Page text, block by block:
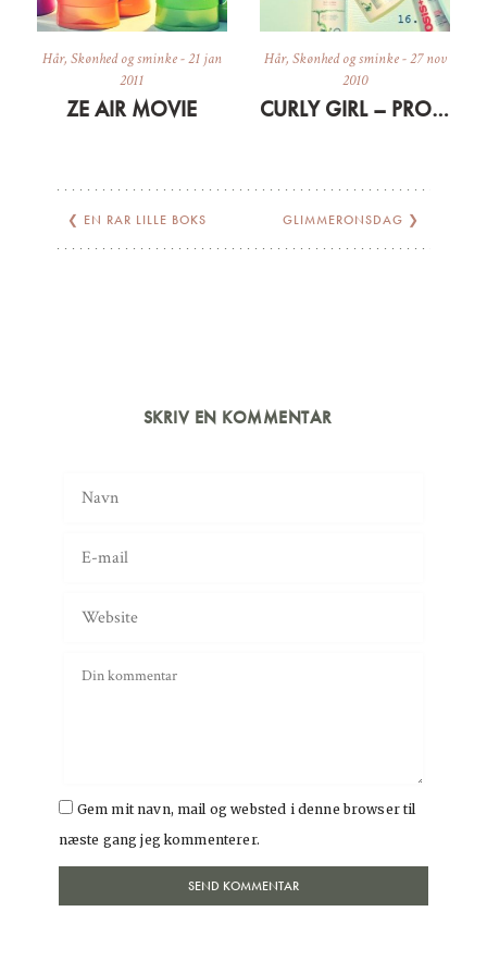
Hår, Skønhed og sminke-21 jan
2011
ZE AIR MOVIE
Hår, Skønhed og sminke-27 nov
2010
CURLY GIRL – PRODUCTS I USE
❮ EN RAR LILLE BOKS GLIMMERONSDAG ❯
SKRIV EN KOMMENTAR
Gem mit navn, mail og websted i denne browser til
næste gang jeg kommenterer.